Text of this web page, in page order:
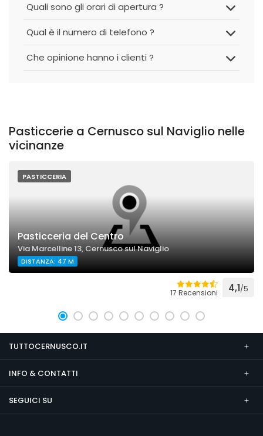
Quali sono gli orari di apertura ?
Qual è il numero di telefono ?
Che opinione hanno i clienti ?
Pasticcerie a Cernusco sul Naviglio nelle
vicinanze
PASTICCERIA
Pasticceria del Centro
Via Marcelline 13, Cernusco sul Naviglio
DISTANZA: 47 M
17 Recensioni 4,1/5
TUTTOCERNUSCO.IT
INFO & CONTATTI
SEGUICI SU